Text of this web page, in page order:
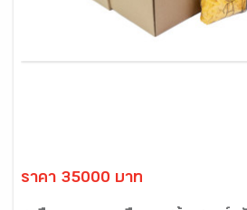
ราคา 35000 บาท